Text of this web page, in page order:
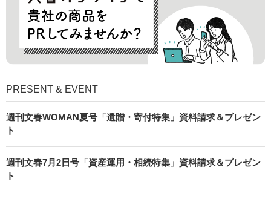
PRESENT & EVENT
週刊文春WOMAN夏号「遺贈・寄付特集」資料請求＆プレゼン
ト
週刊文春7月2日号「資産運用・相続特集」資料請求＆プレゼン
ト